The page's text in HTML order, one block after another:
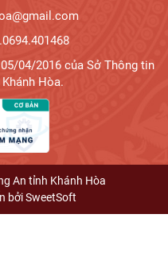
04/2016 của Sở Thông tin
Hòa.
An tỉnh Khánh Hòa
bởiSweetSoft